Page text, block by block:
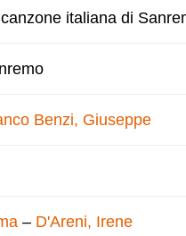
italiana di
Benzi, Giuseppe
– D'Areni, Irene